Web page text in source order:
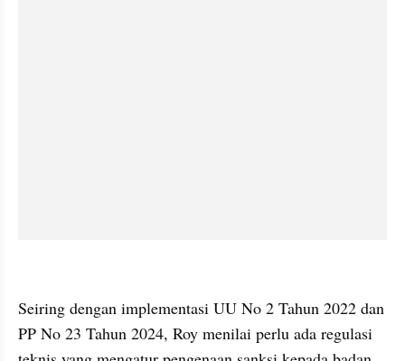
Seiring dengan implementasi UU No 2 Tahun 2022 dan
PP No 23 Tahun 2024, Roy menilai perlu ada regulasi